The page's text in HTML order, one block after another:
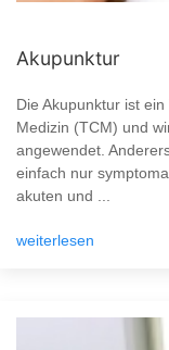
Akupunktur
Die Akupunktur ist
Medizin (TCM) und
angewendet.
einfach nur
akuten und ...
weiterlesen